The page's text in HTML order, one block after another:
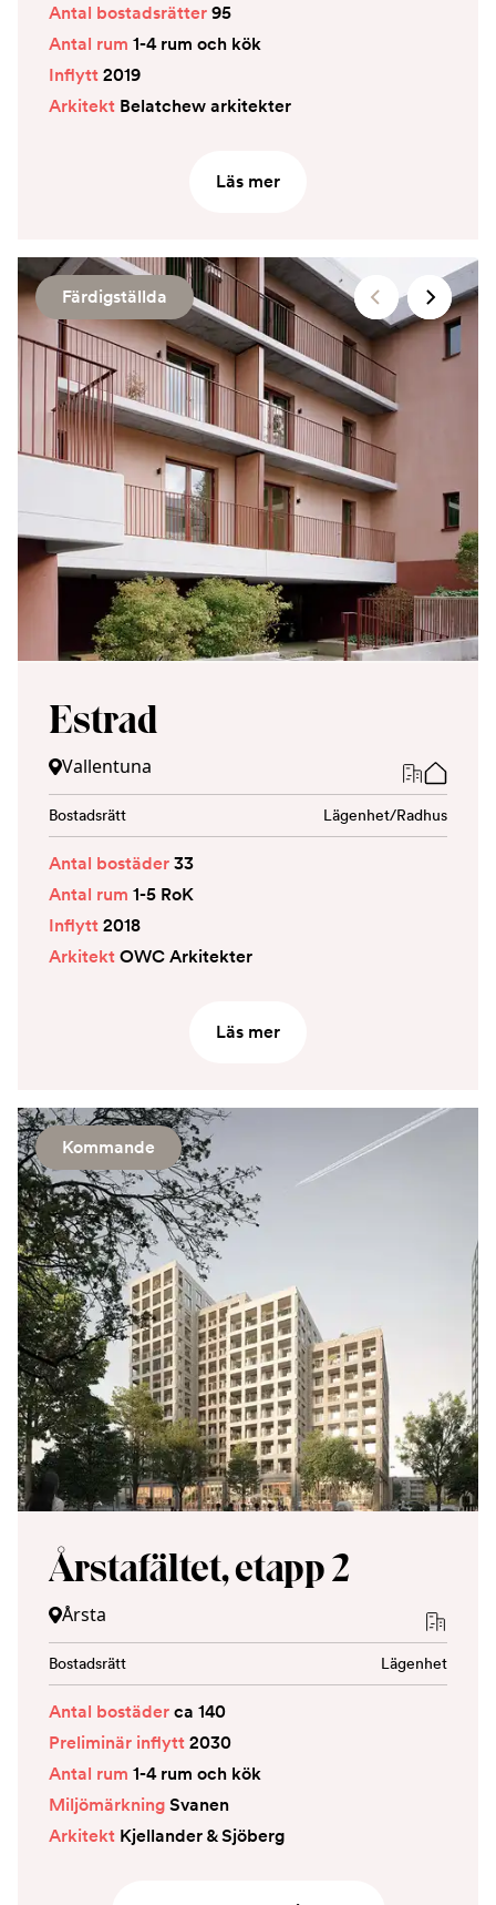
Antal bostadsrätter95
Antal rum 1-4 rum och kök
Inflytt2019
Arkitekt Belatchew arkitekter
Läs mer
Färdigställda
Estrad
Vallentuna
Bostadsrätt Lägenhet/Radhus
Antal bostäder33
Antal rum 1-5 RoK
Inflytt2018
ArkitektOWC Arkitekter
Läs mer
Kommande
Årstafältet, etapp 2
Årsta
Bostadsrätt Lägenhet
Antal bostäderca 140
Preliminär inflytt2030
Antal rum 1-4 rum och kök
MiljömärkningSvanen
Arkitekt Kjellander & Sjöberg